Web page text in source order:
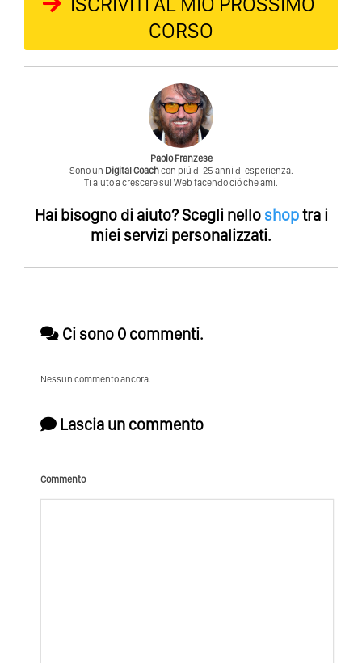
CORSO
Paolo Franzese
Sono un Digital Coachcon piú di 25 anni di esperienza.
Ti aiuto a crescere sul Web facendo ció che ami.
Hai bisogno di aiuto?Scegli nello shoptra i
miei servizi personalizzati.
Ci sono 0 commenti.
Nessun commento ancora.
Lascia un commento
Commento